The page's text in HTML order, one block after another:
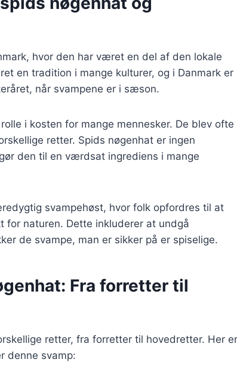
hvor den har været en del af den lokale
en tradition i mange kulturer, og i Danmark er
når svampene er i sæson.
i kosten for mange mennesker. De blev ofte
retter. Spids nøgenhat er ingen
den til en værdsat ingrediens i mange
svampehøst, hvor folk opfordres til at
for naturen. Dette inkluderer at undgå
de svampe, man er sikker på er spiselige.
Fra forretter til
retter, fra forretter til hovedretter. Her er
denne svamp: